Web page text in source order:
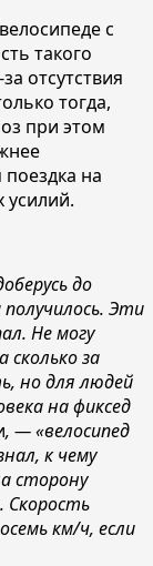
с
такого
отсутствия
тогда,
при этом
на
усилий.
до
Эти
Не могу
сколько за
но для людей
на фиксед
, — «велосипед
к чему
сторону
Скорость
км/ч, если